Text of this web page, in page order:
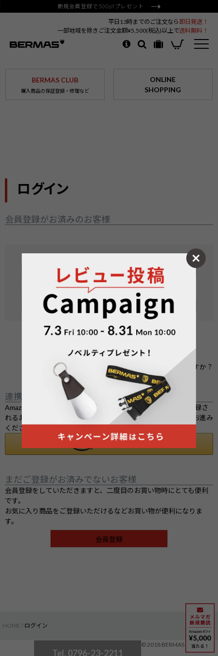
新規会員登録で500ptプレゼント
平日13時までのご注文なら 即日発送！
一部地域を除きご注文金額¥5,500(税込)以上で送料無料！
BERMAS CLUB
購入商品の保証登録・修理など
ONLINE
SHOPPING
ログイン
会員登録がお済みのお客様
必
)
パスワード
須
)
パスワードをお忘れですか？
連携サービスでログイン・会員登録
Amazon.co.jpにご登録の情報を利用してログインまたは会員登録さ
れるお客様は、「Amazonアカウントでログイン」ボタンよりお進み
ください。
まだご登録がお済みでないお客様
会員登録をしていただきますと、二度目のお買い物時にとても便利
です。
お気に入り商品をご登録いただけるなどお買い物が便利になりま
す。
会員登録
HOME ログイン
Tel. 0796-23-2211
© 2018 BERMAS